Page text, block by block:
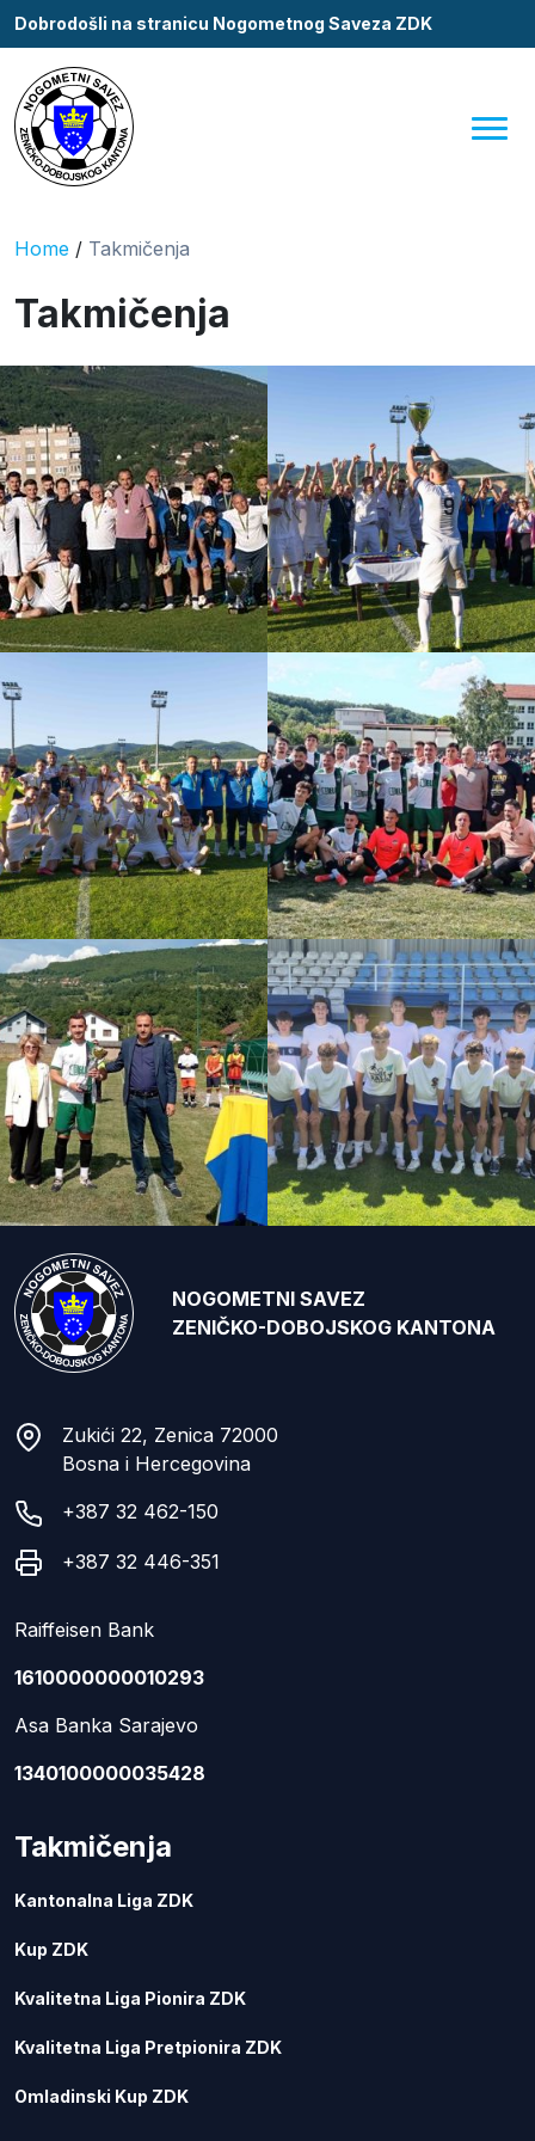
Dobrodošli na stranicu Nogometnog Saveza ZDK
Home / Takmičenja
Takmičenja
NOGOMETNI SAVEZ
ZENIČKO-DOBOJSKOG KANTONA
Zukići 22, Zenica 72000
Bosna i Hercegovina
+387 32 462-150
+387 32 446-351
Raiffeisen Bank
1610000000010293
Asa Banka Sarajevo
1340100000035428
Takmičenja
Kantonalna Liga ZDK
Kup ZDK
Kvalitetna Liga Pionira ZDK
Kvalitetna Liga Pretpionira ZDK
Omladinski Kup ZDK